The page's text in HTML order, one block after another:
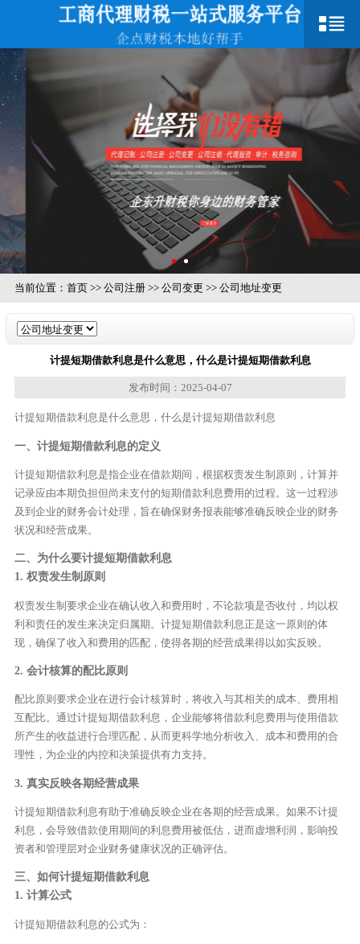
当前位置： 首页>> 公司注册>> 公司变更 >> 公司地址变更
计提短期借款利息是什么意思，什么是计提短期借款利息
发布时间：2025-04-07
计提短期借款利息是什么意思，什么是计提短期借款利息
一、计提短期借款利息的定义
计提短期借款利息是指企业在借款期间，根据权责发生制原则，计算并
记录应由本期负担但尚未支付的短期借款利息费用的过程。这一过程涉
及到企业的财务会计处理，旨在确保财务报表能够准确反映企业的财务
状况和经营成果。
二、为什么要计提短期借款利息
1. 权责发生制原则
权责发生制要求企业在确认收入和费用时，不论款项是否收付，均以权
利和责任的发生来决定归属期。计提短期借款利息正是这一原则的体
现，确保了收入和费用的匹配，使得各期的经营成果得以如实反映。
2. 会计核算的配比原则
配比原则要求企业在进行会计核算时，将收入与其相关的成本、费用相
互配比。通过计提短期借款利息，企业能够将借款利息费用与使用借款
所产生的收益进行合理匹配，从而更科学地分析收入、成本和费用的合
理性，为企业的内控和决策提供有力支持。
3. 真实反映各期经营成果
计提短期借款利息有助于准确反映企业在各期的经营成果。如果不计提
利息，会导致借款使用期间的利息费用被低估，进而虚增利润，影响投
资者和管理层对企业财务健康状况的正确评估。
三、如何计提短期借款利息
1. 计算公式
计提短期借款利息的公式为：